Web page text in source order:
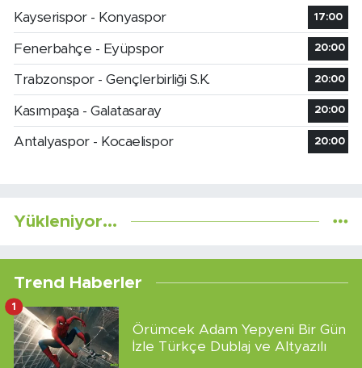
Kayserispor - Konyaspor
17:00
Fenerbahçe - Eyüpspor 20:00
Trabzonspor - Gençlerbirliği S.K. 20:00
Kasımpaşa - Galatasaray 20:00
Antalyaspor - Kocaelispor 20:00
Yükleniyor...
Trend Haberler
Örümcek Adam Yepyeni Bir Gün
İzle Türkçe Dublaj ve Altyazılı
1